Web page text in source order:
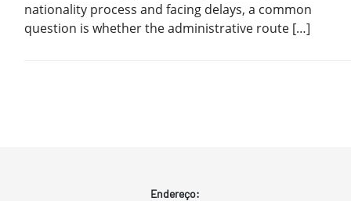
nationality process and facing delays, a common
question is whether the administrative route […]
Endereço: